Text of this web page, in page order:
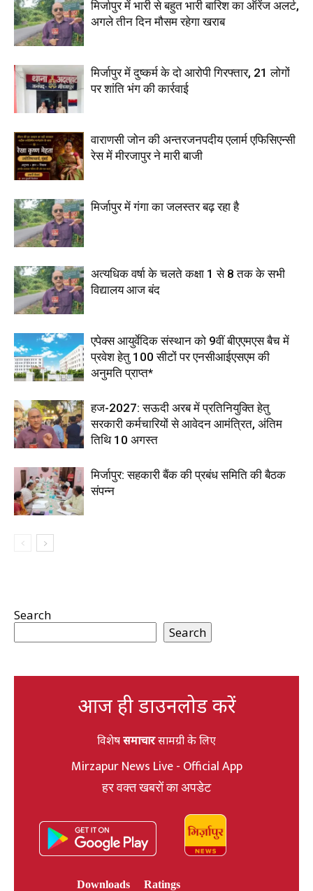
मिर्जापुर में भारी से बहुत भारी बारिश का ऑरेंज अलर्ट,
अगले तीन दिन मौसम रहेगा खराब
मिर्जापुर में दुष्कर्म के दो आरोपी गिरफ्तार, 21 लोगों
पर शांति भंग की कार्रवाई
वाराणसी जोन की अन्तरजनपदीय एलार्म एफिसिएन्सी
रेस में मीरजापुर ने मारी बाजी
मिर्जापुर में गंगा का जलस्तर बढ़ रहा है
अत्यधिक वर्षा के चलते कक्षा 1 से 8 तक के सभी
विद्यालय आज बंद
एपेक्स आयुर्वेदिक संस्थान को 9वीं बीएएमएस बैच में
प्रवेश हेतु 100 सीटों पर एनसीआईएसएम की
अनुमति प्राप्त*
हज-2027: सऊदी अरब में प्रतिनियुक्ति हेतु
सरकारी कर्मचारियों से आवेदन आमंत्रित, अंतिम
तिथि 10 अगस्त
मिर्जापुर: सहकारी बैंक की प्रबंध समिति की बैठक
संपन्न
Search
Search
आज ही डाउनलोड करें
विशेषसमाचारसामग्री के लिए
Mirzapur News Live - Official App
हर वक्त खबरों का अपडेट
Downloads
Ratings